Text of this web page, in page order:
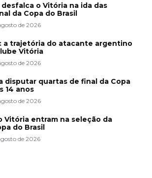
o Vitória na ida das
da Copa do Brasil
de 2026
a trajetória do atacante argentino
Vitória
de 2026
disputar quartas de final da Copa
14 anos
de 2026
Vitória entram na seleção da
do Brasil
de 2026